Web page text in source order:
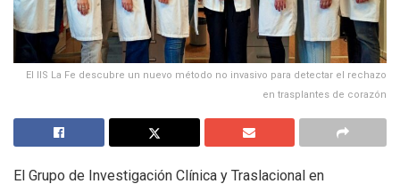
El IIS La Fe descubre un nuevo método no invasivo para detectar el rechazo
en trasplantes de corazón
El Grupo de Investigación Clínica y Traslacional en